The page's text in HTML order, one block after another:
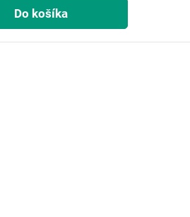
Do košíka